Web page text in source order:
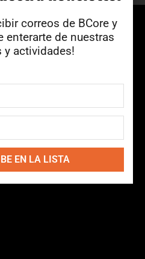
de Barcelona que
de la escena underground
correos de BCore y
enterarte de nuestras
y actividades!
EN LA LISTA